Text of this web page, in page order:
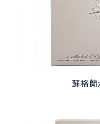
蘇格蘭